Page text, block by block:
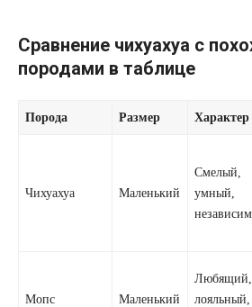
Сравнение чихуахуа с
породами в таблице
Порода Размер Характер
Чихуахуа Маленький
Смелый,
умный,
Мопс Маленький
Любящий,
лояльный,